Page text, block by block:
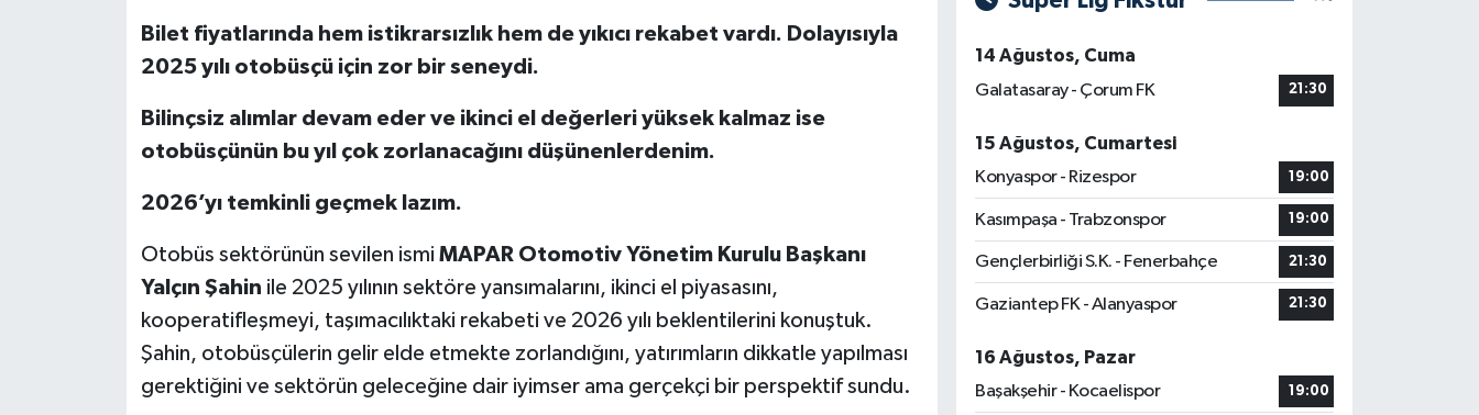
Bilet fiyatlarında hem istikrarsızlık hem de yıkıcı rekabet vardı. Dolayısıyla
2025 yılı otobüsçü için zor bir seneydi.
Bilinçsiz alımlar devam eder ve ikinci el değerleri yüksek kalmaz ise
otobüsçünün bu yıl çok zorlanacağını düşünenlerdenim.
2026’yı temkinli geçmek lazım.
Otobüs sektörünün sevilen ismi MAPAR Otomotiv Yönetim Kurulu Başkanı
Yalçın Şahin ile 2025 yılının sektöre yansımalarını, ikinci el piyasasını,
kooperatifleşmeyi, taşımacılıktaki rekabeti ve 2026 yılı beklentilerini konuştuk.
Şahin, otobüsçülerin gelir elde etmekte zorlandığını, yatırımların dikkatle yapılması
gerektiğini ve sektörün geleceğine dair iyimser ama gerçekçi bir perspektif sundu.
14 Ağustos, Cuma
Galatasaray - Çorum FK
21:30
15 Ağustos, Cumartesi
Konyaspor - Rizespor
19:00
Kasımpaşa - Trabzonspor 19:00
Gençlerbirliği S.K. - Fenerbahçe 21:30
Gaziantep FK - Alanyaspor 21:30
16 Ağustos, Pazar
Başakşehir - Kocaelispor
19:00